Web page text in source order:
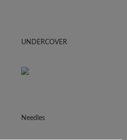
UNDERCOVER
Needles